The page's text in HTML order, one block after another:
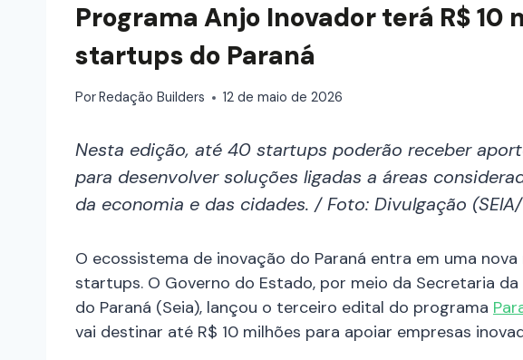
Programa Anjo Inovador terá R$ 10
startups do Paraná
Por Redação Builders 12 de maio de 2026
Nesta edição, até 40 startups poderão receber
para desenvolver soluções ligadas a áreas
da economia e das cidades. / Foto: Divulgação
O ecossistema de inovação do Paraná entra em uma
startups. O Governo do Estado, por meio da Secretaria
do Paraná (Seia), lançou o terceiro edital do programa
vai destinar até R$ 10 milhões para apoiar empresas